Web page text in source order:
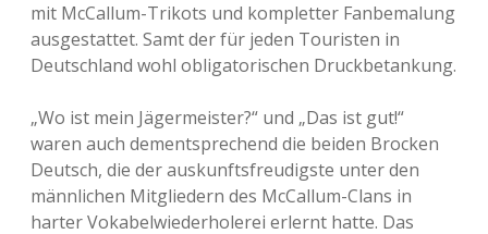
mit McCallum-Trikots und kompletter Fanbemalung
ausgestattet. Samt der für jeden Touristen in
Deutschland wohl obligatorischen Druckbetankung.
„Wo ist mein Jägermeister?“ und „Das ist gut!“
waren auch dementsprechend die beiden Brocken
Deutsch, die der auskunftsfreudigste unter den
männlichen Mitgliedern des McCallum-Clans in
harter Vokabelwiederholerei erlernt hatte. Das